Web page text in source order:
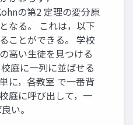
の第2 定理の変分原
なる。 これは，以下
ことができる。 学校
高い生徒を見つける
庭に一列に並ばせる
に，各教室 で一番背
庭に呼び出して，一
い。